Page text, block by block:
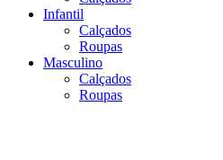
Infantil
Calçados
Roupas
Masculino
Calçados
Roupas